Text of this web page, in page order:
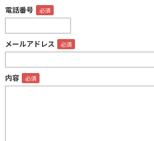
電話番号
メールアドレス
内容